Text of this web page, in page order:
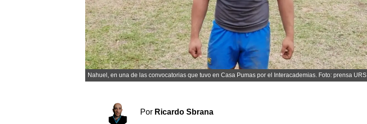
Turismo
Salud
Es viral
El tiempo
Cartón Lleno
Fúnebres
Horóscopo
Suplementos
Nahuel, en una de las convocatorias que tuvo en Casa Pumas por el Interacademias. Foto: prensa URS.
Por Ricardo Sbrana